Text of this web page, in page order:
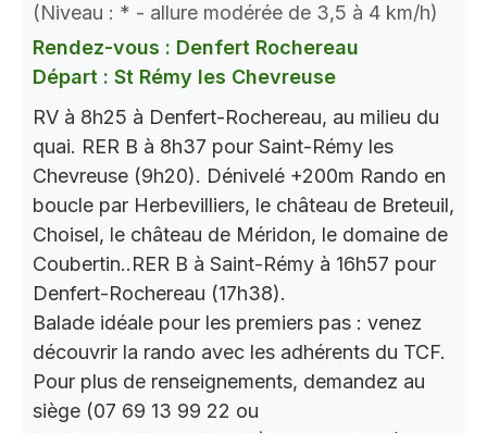
(Niveau : * - allure modérée de 3,5 à 4 km/h)
Rendez-vous : Denfert Rochereau
Départ : St Rémy les Chevreuse
RV à 8h25 à Denfert-Rochereau, au milieu du
quai. RER B à 8h37 pour Saint-Rémy les
Chevreuse (9h20). Dénivelé +200m Rando en
boucle par Herbevilliers, le château de Breteuil,
Choisel, le château de Méridon, le domaine de
Coubertin..RER B à Saint-Rémy à 16h57 pour
Denfert-Rochereau (17h38).
Balade idéale pour les premiers pas : venez
découvrir la rando avec les adhérents du TCF.
Pour plus de renseignements, demandez au
siège (07 69 13 99 22 ou